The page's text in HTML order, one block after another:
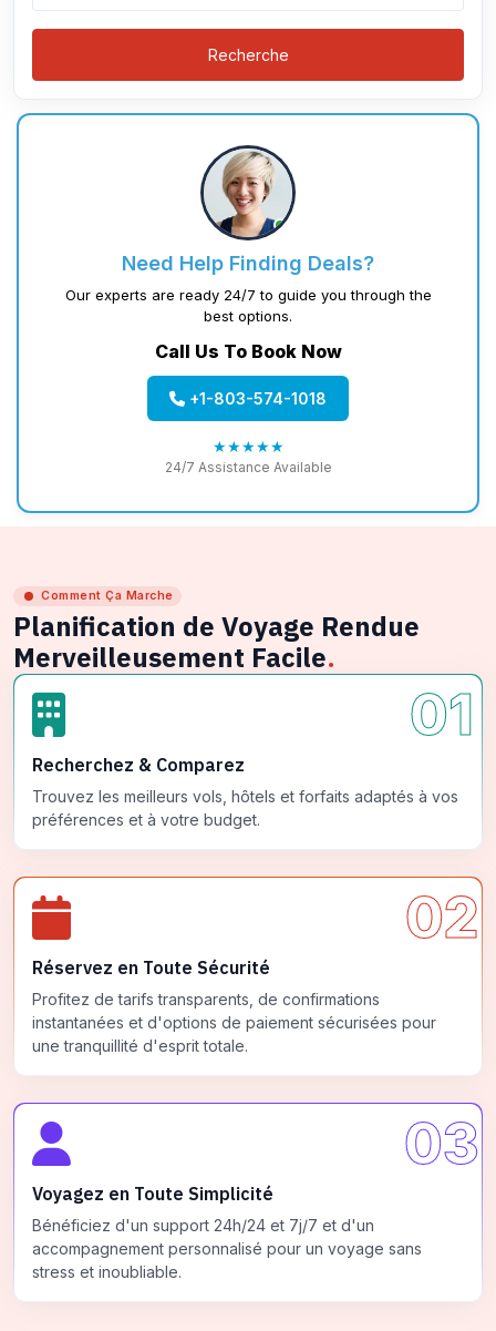
Recherche
Need Help Finding Deals?
Our experts are ready 24/7 to guide you through the
best options.
Call Us To Book Now
+1-803-574-1018
★★★★★
24/7 Assistance Available
Comment Ça Marche
Planification de Voyage Rendue
Merveilleusement Facile.
01
Recherchez & Comparez
Trouvez les meilleurs vols, hôtels et forfaits adaptés à vos
préférences et à votre budget.
02
Réservez en Toute Sécurité
Profitez de tarifs transparents, de confirmations
instantanées et d'options de paiement sécurisées pour
une tranquillité d'esprit totale.
03
Voyagez en Toute Simplicité
Bénéficiez d'un support 24h/24 et 7j/7 et d'un
accompagnement personnalisé pour un voyage sans
stress et inoubliable.